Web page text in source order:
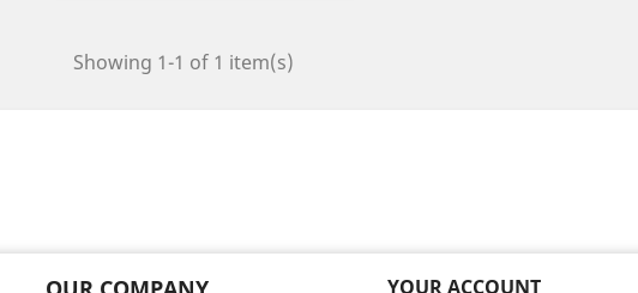
Showing 1-1 of 1 item(s)
YOUR ACCOUNT